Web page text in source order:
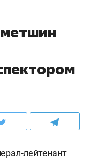
лейтенант